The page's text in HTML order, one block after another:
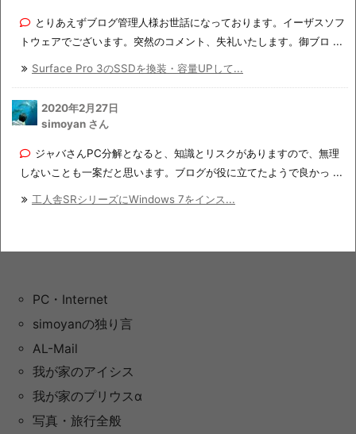
とりあえずブログ管理人様お世話になっております。イーザスソフ
トウェアでございます。突然のコメント、失礼いたします。御ブロ ...
Surface Pro 3のSSDを換装・容量UPして...
2020年2月27日
simoyan さん
ジャバさんPC分解となると、知識とリスクがありますので、無理
しないことも一案だと思います。ブログが役に立てたようで良かっ ...
工人舎SRシリーズにWindows 7をインス...
PC・Internet
simoyanの独り言
AL-Mail
我が家のアイシス
我が家のプリウスα
写真・旅行全般